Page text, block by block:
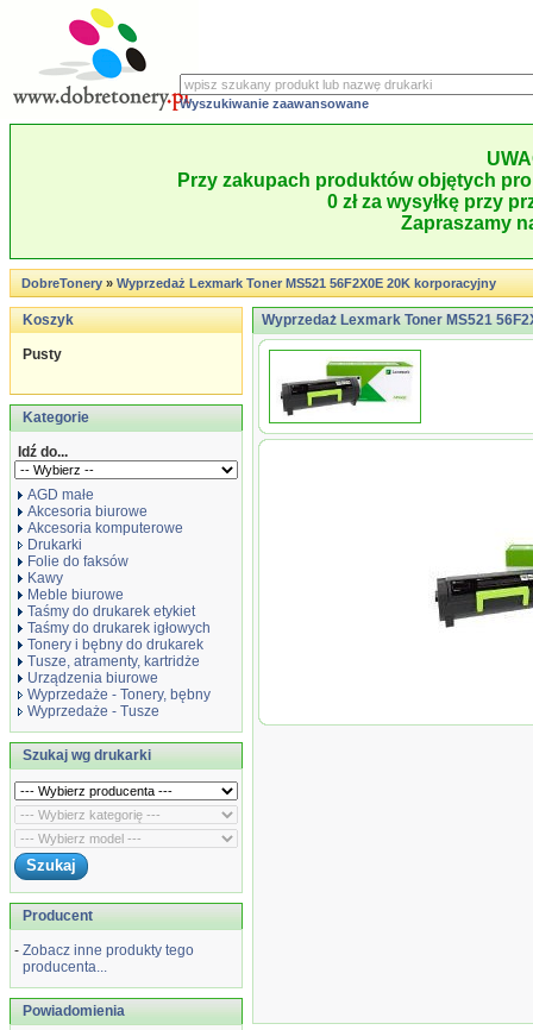
Wyszukiwanie zaawansowane
Przy zakupach produktów objętych
0 zł za wysyłkę przy
Zapraszamy
DobreTonery»Wyprzedaż Lexmark Toner MS521 56F2X0E 20K korporacyjny
Koszyk
Pusty
Kategorie
Idź do...
AGD małe
Akcesoria biurowe
Akcesoria komputerowe
Drukarki
Folie do faksów
Kawy
Meble biurowe
Taśmy do drukarek etykiet
Taśmy do drukarek igłowych
Tonery i bębny do drukarek
Tusze, atramenty, kartridże
Urządzenia biurowe
Wyprzedaże - Tonery, bębny
Wyprzedaże - Tusze
Szukaj wg drukarki
Producent
- Zobacz inne produkty tego
producenta...
Powiadomienia
Wyprzedaż Lexmark Toner MS521